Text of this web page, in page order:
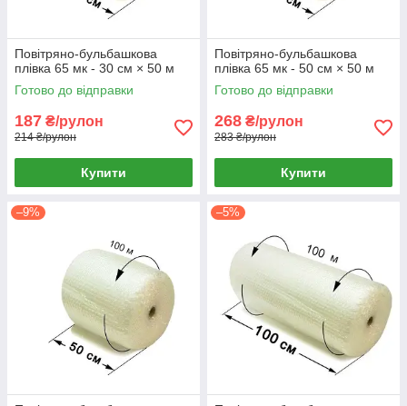
Повітряно-бульбашкова
плівка 65 мк - 30 см × 50 м
Готово до відправки
187 ₴/рулон
214 ₴/рулон
Купити
Повітряно-бульбашкова
плівка 65 мк - 50 см × 50 м
Готово до відправки
268 ₴/рулон
283 ₴/рулон
Купити
–9% –5%